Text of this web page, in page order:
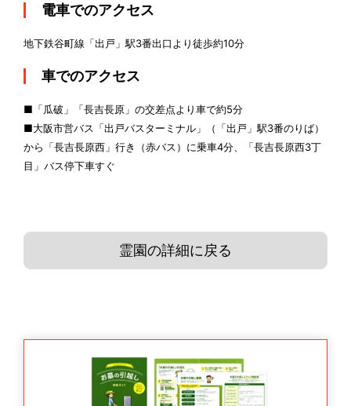
電車でのアクセス
地下鉄谷町線「出戸」駅3番出口より徒歩約10分
車でのアクセス
■「瓜破」「長吉長原」の交差点より車で約5分
■大阪市営バス「出戸バスターミナル」（「出戸」駅3番のりば）
から「長吉長原西」行き（赤バス）に乗車4分、「長吉長原西3丁
目」バス停下車すぐ
霊園の詳細に戻る